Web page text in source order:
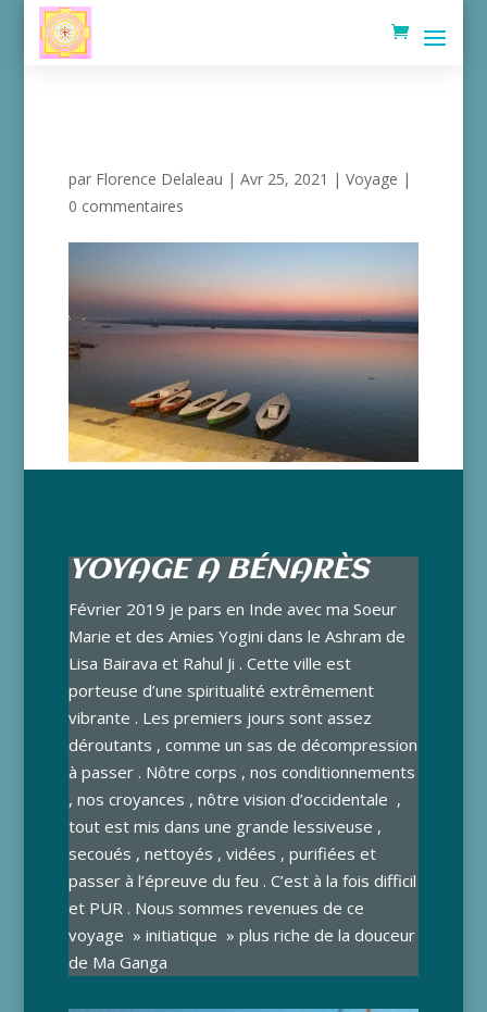
par Florence Delaleau | Avr 25, 2021 | Voyage |
0 commentaires
YOYAGE A BÉNARÈS
Février 2019 je pars en Inde avec ma Soeur
Marie et des Amies Yogini dans le Ashram de
Lisa Bairava et Rahul Ji . Cette ville est
porteuse d’une spiritualité extrêmement
vibrante . Les premiers jours sont assez
déroutants , comme un sas de décompression
à passer . Nôtre corps , nos conditionnements
, nos croyances , nôtre vision d’occidentale ,
tout est mis dans une grande lessiveuse ,
secoués , nettoyés , vidées , purifiées et
passer à l’épreuve du feu . C’est à la fois difficil
et PUR . Nous sommes revenues de ce
voyage » initiatique » plus riche de la douceur
de Ma Ganga